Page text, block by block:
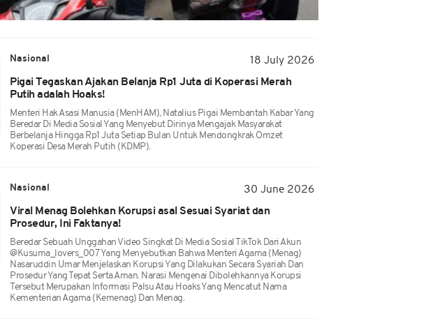
Nasional
18 July 2026
Pigai Tegaskan Ajakan Belanja Rp1 Juta di Koperasi Merah
Putih adalah Hoaks!
Menteri Hak Asasi Manusia (MenHAM), Natalius Pigai Membantah Kabar Yang
Beredar Di Media Sosial Yang Menyebut Dirinya Mengajak Masyarakat
Berbelanja Hingga Rp1 Juta Setiap Bulan Untuk Mendongkrak Omzet
Koperasi Desa Merah Putih (KDMP).
Nasional
30 June 2026
Viral Menag Bolehkan Korupsi asal Sesuai Syariat dan
Prosedur, Ini Faktanya!
Beredar Sebuah Unggahan Video Singkat Di Media Sosial TikTok Dari Akun
@kusuma_lovers_007 Yang Menyebutkan Bahwa Menteri Agama (Menag)
Nasaruddin Umar Menjelaskan Korupsi Yang Dilakukan Secara Syariah Dan
Prosedur Yang Tepat Serta Aman. Narasi Mengenai Dibolehkannya Korupsi
Tersebut Merupakan Informasi Palsu Atau Hoaks Yang Mencatut Nama
Kementerian Agama (Kemenag) Dan Menag.